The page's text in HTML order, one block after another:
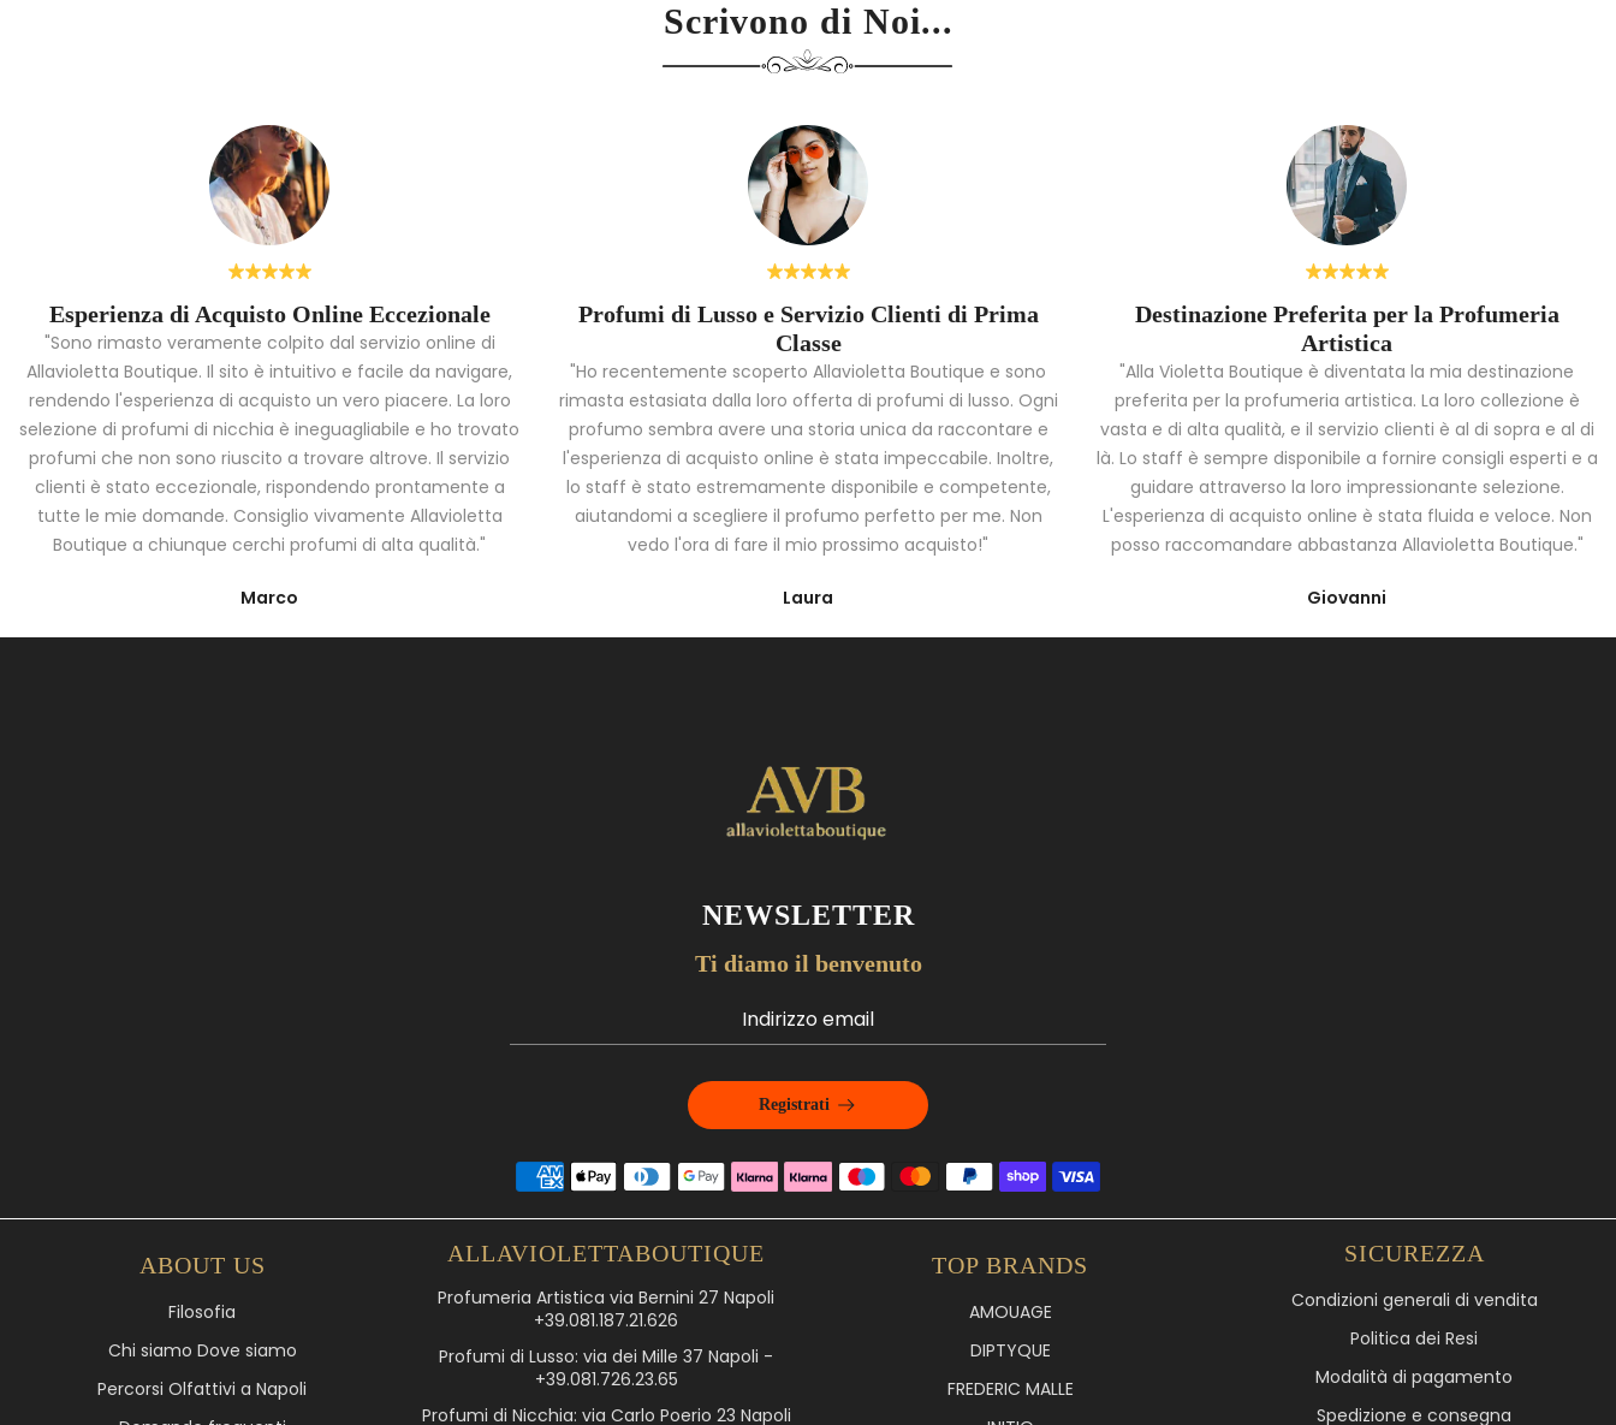
Scrivono di Noi...
Esperienza di Acquisto Online Eccezionale
"Sono rimasto veramente colpito dal servizio online di
Allavioletta Boutique. Il sito è intuitivo e facile da navigare,
rendendo l'esperienza di acquisto un vero piacere. La loro
selezione di profumi di nicchia è ineguagliabile e ho trovato
profumi che non sono riuscito a trovare altrove. Il servizio
clienti è stato eccezionale, rispondendo prontamente a
tutte le mie domande. Consiglio vivamente Allavioletta
Boutique a chiunque cerchi profumi di alta qualità."
Marco
Profumi di Lusso e Servizio Clienti di Prima
Classe
"Ho recentemente scoperto Allavioletta Boutique e sono
rimasta estasiata dalla loro offerta di profumi di lusso. Ogni
profumo sembra avere una storia unica da raccontare e
l'esperienza di acquisto online è stata impeccabile. Inoltre,
lo staff è stato estremamente disponibile e competente,
aiutandomi a scegliere il profumo perfetto per me. Non
vedo l'ora di fare il mio prossimo acquisto!"
Laura
Destinazione Preferita per la Profumeria
Artistica
"Alla Violetta Boutique è diventata la mia destinazione
preferita per la profumeria artistica. La loro collezione è
vasta e di alta qualità, e il servizio clienti è al di sopra e al di
là. Lo staff è sempre disponibile a fornire consigli esperti e a
guidare attraverso la loro impressionante selezione.
L'esperienza di acquisto online è stata fluida e veloce. Non
posso raccomandare abbastanza Allavioletta Boutique."
Giovanni
NEWSLETTER
Ti diamo il benvenuto
Registrati
ABOUT US
Filosofia
Chi siamo Dove siamo
Percorsi Olfattivi a Napoli
ALLAVIOLETTABOUTIQUE
Profumeria Artistica via Bernini 27 Napoli
+39.081.187.21.626
Profumi di Lusso: via dei Mille 37 Napoli -
+39.081.726.23.65
Profumi di Nicchia: via Carlo Poerio 23 Napoli
TOP BRANDS
AMOUAGE
DIPTYQUE
FREDERIC MALLE
SICUREZZA
Condizioni generali di vendita
Politica dei Resi
Modalità di pagamento
Spedizione e consegna